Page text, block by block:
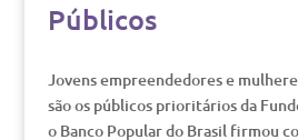
Públicos
Jovens empreendedores e
são os públicos prioritários da
o Banco Popular do Brasil firmou